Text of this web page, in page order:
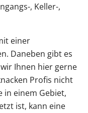
, Keller-,
einer
Daneben gibt es
Ihnen hier gerne
Profis nicht
in einem Gebiet,
ist, kann eine